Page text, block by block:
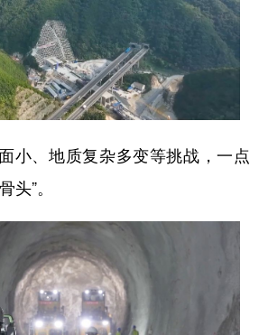
、地质复杂多变等挑战，一点
”。